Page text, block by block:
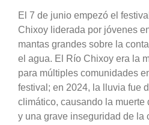
El 7 de junio empezó el
Chixoy liderada por jóvenes
mantas grandes sobre la
el agua. El Río Chixoy era la
para múltiples comunidades
festival; en 2024, la lluvia fue
climático, causando la muerte
y una grave inseguridad de la